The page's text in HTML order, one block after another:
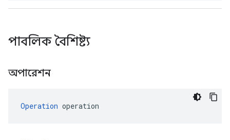
পাবলিক বৈশিষ্ট্য
অপারেশন
Operation operation